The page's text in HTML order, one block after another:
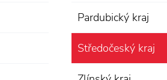
Pardubický kraj
Středočeský kraj